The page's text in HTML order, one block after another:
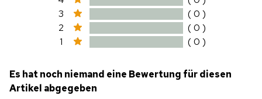
3
( 0 )
2
( 0 )
1
( 0 )
Es hat noch niemand eine Bewertung für diesen
Artikel abgegeben